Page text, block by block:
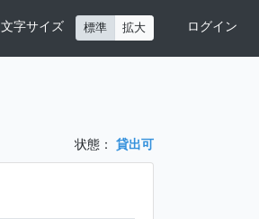
文字サイズ 標準 拡大 ログイン
状態： 貸出可